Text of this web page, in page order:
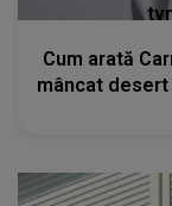
Cum arată
mâncat desert